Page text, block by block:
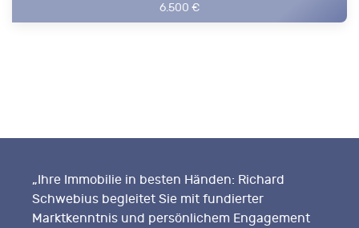
6.500 €
„Ihre Immobilie in besten Händen: Richard
Schwebius begleitet Sie mit fundierter
Marktkenntnis und persönlichem Engagement